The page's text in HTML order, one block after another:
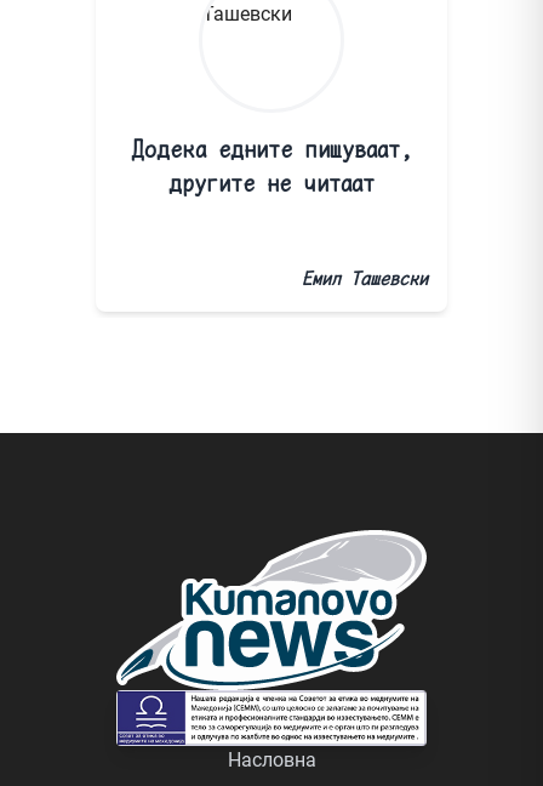
Додека едните пишуваат,
другите не читаат
Емил Ташевски
Насловна